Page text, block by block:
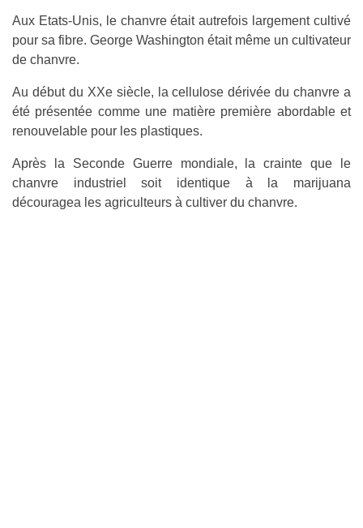
Aux Etats-Unis, le chanvre était autrefois largement cultivé
pour sa fibre. George Washington était même un cultivateur
de chanvre.
Au début du XXe siècle, la cellulose dérivée du chanvre a
été présentée comme une matière première abordable et
renouvelable pour les plastiques.
Après la Seconde Guerre mondiale, la crainte que le
chanvre industriel soit identique à la marijuana
découragea les agriculteurs à cultiver du chanvre.